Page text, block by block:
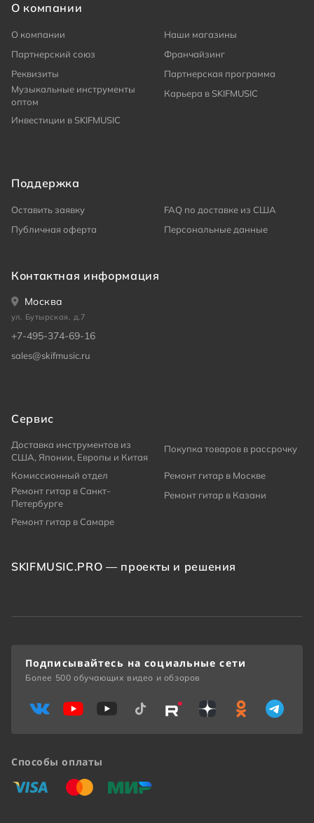
О компании
О компании
Наши магазины
Партнерский союз
Франчайзинг
Реквизиты
Партнерская программа
Музыкальные инструменты
оптом
Карьера в SKIFMUSIC
Инвестиции в SKIFMUSIC
Поддержка
Оставить заявку
FAQ по доставке из США
Публичная оферта
Персональные данные
Контактная информация
Москва
ул. Бутырская, д.7
+7-495-374-69-16
sales@skifmusic.ru
Сервис
Доставка инструментов из
США, Японии, Европы и Китая
Покупка товаров в рассрочку
Комиссионный отдел
Ремонт гитар в Москве
Ремонт гитар в Санкт-
Петербурге
Ремонт гитар в Казани
Ремонт гитар в Самаре
SKIFMUSIC.PRO — проекты и решения
Способы оплаты
«Виза» «Мастеркард»
«Мир»
Подписывайтесь на социальные сети
Более 500 обучающих видео и обзоров